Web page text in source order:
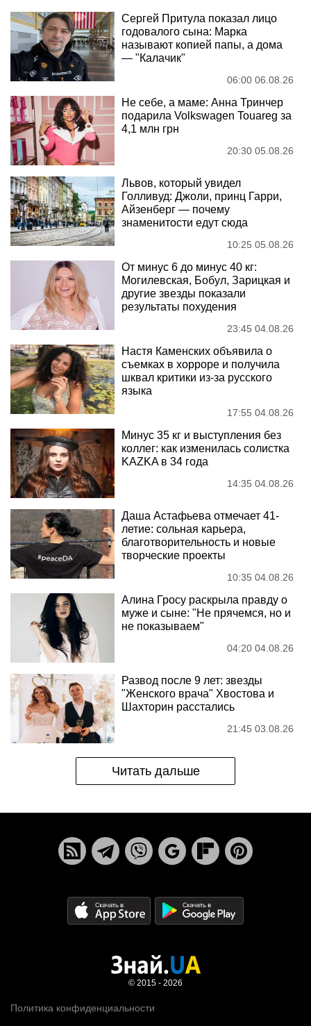
Сергей Притула показал лицо
годовалого сына: Марка
называют копией папы, а дома
— "Калачик"
06:00 06.08.26
Не себе, а маме: Анна Тринчер
подарила Volkswagen Touareg за
4,1 млн грн
20:30 05.08.26
Львов, который увидел
Голливуд: Джоли, принц Гарри,
Айзенберг — почему
знаменитости едут сюда
10:25 05.08.26
От минус 6 до минус 40 кг:
Могилевская, Бобул, Зарицкая и
другие звезды показали
результаты похудения
23:45 04.08.26
Настя Каменских объявила о
съемках в хорроре и получила
шквал критики из-за русского
языка
17:55 04.08.26
Минус 35 кг и выступления без
коллег: как изменилась солистка
KAZKA в 34 года
14:35 04.08.26
Даша Астафьева отмечает 41-
летие: сольная карьера,
благотворительность и новые
творческие проекты
10:35 04.08.26
Алина Гросу раскрыла правду о
муже и сыне: "Не прячемся, но и
не показываем"
04:20 04.08.26
Развод после 9 лет: звезды
"Женского врача" Хвостова и
Шахторин расстались
21:45 03.08.26
Читать дальше
Политика конфиденциальности
© 2015 - 2026